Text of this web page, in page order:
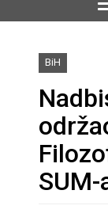
BiH
SUM-